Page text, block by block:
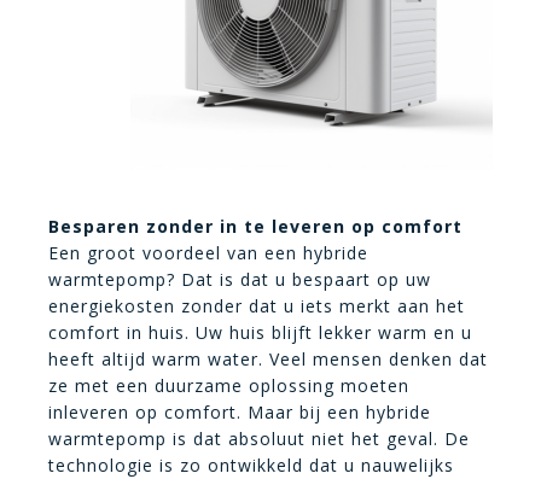
Besparen zonder in te leveren op comfort
Een groot voordeel van een hybride
warmtepomp? Dat is dat u bespaart op uw
energiekosten zonder dat u iets merkt aan het
comfort in huis. Uw huis blijft lekker warm en u
heeft altijd warm water. Veel mensen denken dat
ze met een duurzame oplossing moeten
inleveren op comfort. Maar bij een hybride
warmtepomp is dat absoluut niet het geval. De
technologie is zo ontwikkeld dat u nauwelijks